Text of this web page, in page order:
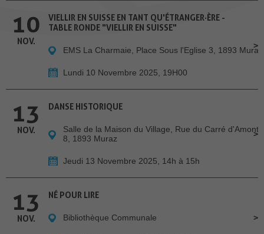
10
NOV.
VIELLIR EN SUISSE EN TANT QU'ÉTRANGER·ÈRE -
TABLE RONDE "VIELLIR EN SUISSE"
EMS La Charmaie, Place Sous l'Eglise 3, 1893 Muraz
Lundi 10 Novembre 2025, 19H00
13
NOV.
DANSE HISTORIQUE
Salle de la Maison du Village, Rue du Carré d'Amont
8, 1893 Muraz
Jeudi 13 Novembre 2025, 14h à 15h
13
NOV.
NÉ POUR LIRE
Bibliothèque Communale